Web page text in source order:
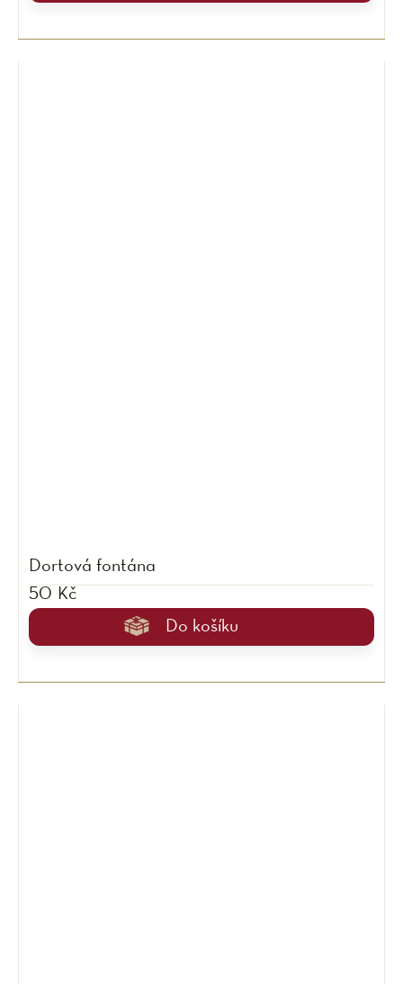
Dortová fontána
50 Kč
Do košíku